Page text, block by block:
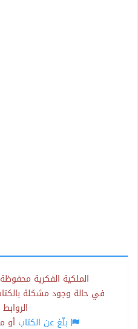
الملكية الفكرية
في حالة وجود مشكلة
الروابط
بلّغ عن الكتاب أو